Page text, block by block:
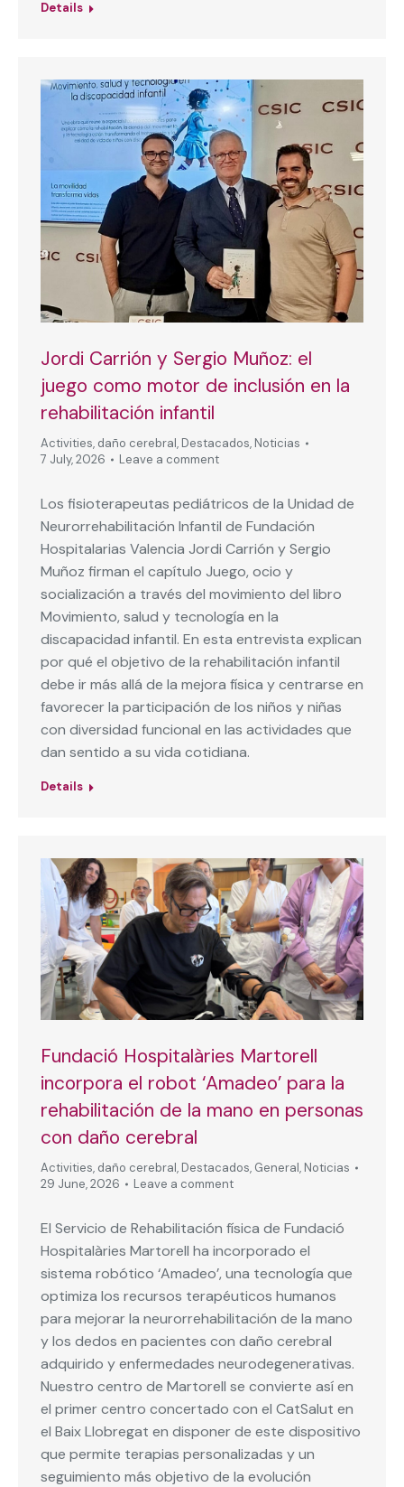
Details
Jordi Carrión y Sergio Muñoz: el
juego como motor de inclusión en la
rehabilitación infantil
Activities, daño cerebral, Destacados, Noticias
7 July, 2026
Leave a comment
Los fisioterapeutas pediátricos de la Unidad de
Neurorrehabilitación Infantil de Fundación
Hospitalarias Valencia Jordi Carrión y Sergio
Muñoz firman el capítulo Juego, ocio y
socialización a través del movimiento del libro
Movimiento, salud y tecnología en la
discapacidad infantil. En esta entrevista explican
por qué el objetivo de la rehabilitación infantil
debe ir más allá de la mejora física y centrarse en
favorecer la participación de los niños y niñas
con diversidad funcional en las actividades que
dan sentido a su vida cotidiana.
Details
Fundació Hospitalàries Martorell
incorpora el robot ‘Amadeo’ para la
rehabilitación de la mano en personas
con daño cerebral
Activities, daño cerebral, Destacados, General, Noticias
29 June, 2026
Leave a comment
El Servicio de Rehabilitación física de Fundació
Hospitalàries Martorell ha incorporado el
sistema robótico ‘Amadeo’, una tecnología que
optimiza los recursos terapéuticos humanos
para mejorar la neurorrehabilitación de la mano
y los dedos en pacientes con daño cerebral
adquirido y enfermedades neurodegenerativas.
Nuestro centro de Martorell se convierte así en
el primer centro concertado con el CatSalut en
el Baix Llobregat en disponer de este dispositivo
que permite terapias personalizadas y un
seguimiento más objetivo de la evolución